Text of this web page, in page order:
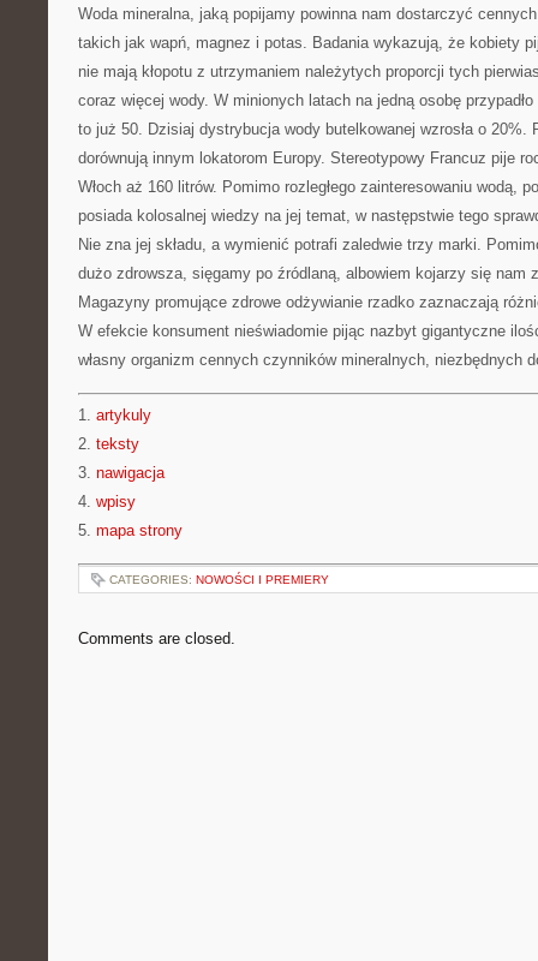
Woda mineralna, jaką popijamy powinna nam dostarczyć
takich jak wapń, magnez i potas. Badania wykazują, że kobiety
nie mają kłopotu z utrzymaniem należytych proporcji tych
coraz więcej wody. W minionych latach na jedną osobę przypadło
to już 50. Dzisiaj dystrybucja wody butelkowanej wzrosła o 20%.
dorównują innym lokatorom Europy. Stereotypowy Francuz pije
Włoch aż 160 litrów. Pomimo rozległego zainteresowaniu wodą,
posiada kolosalnej wiedzy na jej temat, w następstwie tego
Nie zna jej składu, a wymienić potrafi zaledwie trzy marki.
dużo zdrowsza, sięgamy po źródlaną, albowiem kojarzy się nam
Magazyny promujące zdrowe odżywianie rzadko zaznaczają
W efekcie konsument nieświadomie pijąc nazbyt gigantyczne
własny organizm cennych czynników mineralnych, niezbędnych
1. artykuly
2. teksty
3. nawigacja
4. wpisy
5. mapa strony
CATEGORIES: NOWOŚCI I PREMIERY
Comments are closed.